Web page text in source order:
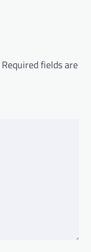
Required fields are